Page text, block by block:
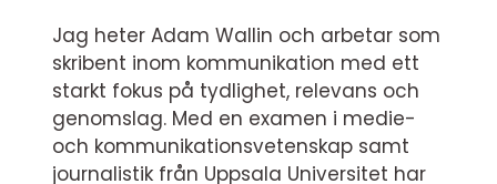
Jag heter Adam Wallin och arbetar som
skribent inom kommunikation med ett
starkt fokus på tydlighet, relevans och
genomslag. Med en examen i medie-
och kommunikationsvetenskap samt
journalistik från Uppsala Universitet har